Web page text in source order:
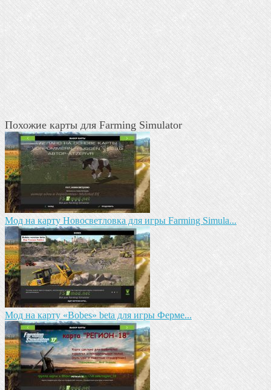
Похожие карты для Farming Simulator
Мод на карту Новосветловка для игры Farming Simula...
Мод на карту «Bobes» beta для игры Ферме...